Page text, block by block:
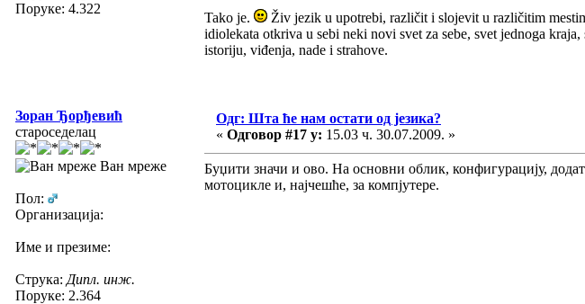
Поруке: 4.322
Tako je.
Živ jezik u upotrebi, različit i slojevit u različitim
idiolekata otkriva u sebi neki novi svet za sebe, svet jednoga
istoriju, viđenja, nade i strahove.
Зоран Ђорђевић
староседелац
Ван мреже
Пол:
Организација:
Име и презиме:
Струка: Дипл. инж.
Поруке: 2.364
Одг: Шта ће нам остати од језика?
« Одговор #17 у: 15.03 ч. 30.07.2009. »
Буџити значи и ово. На основни облик, конфигурацију,
мотоцикле и, најчешће, за компјутере.